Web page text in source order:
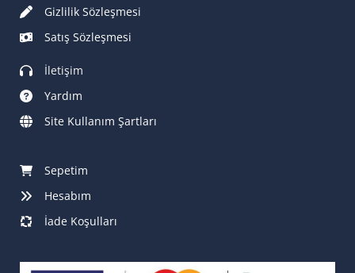
Gizlilik Sözleşmesi
Satış Sözleşmesi
İletişim
Yardım
Site Kullanım Şartları
Sepetim
Hesabım
İade Koşulları